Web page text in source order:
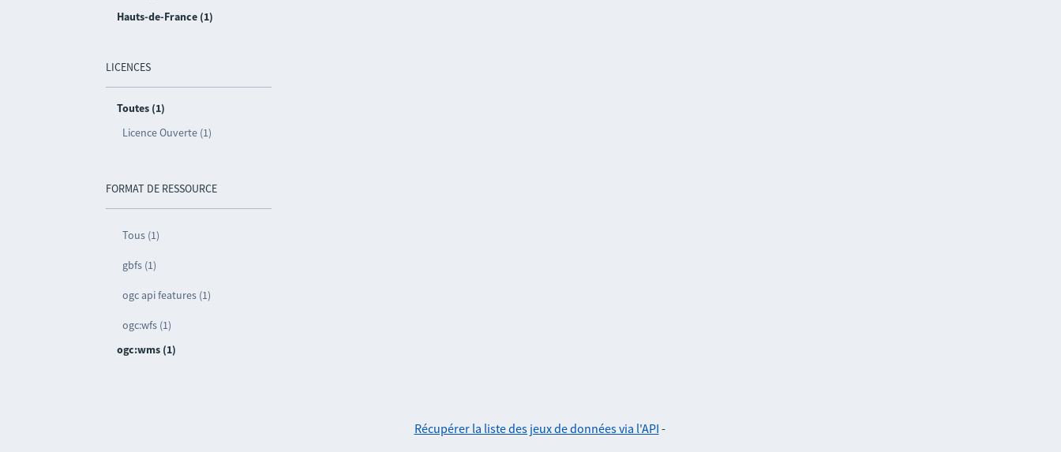
Hauts-de-France (1)
LICENCES
Toutes (1)
Licence Ouverte (1)
FORMAT DE RESSOURCE
Tous (1)
gbfs (1)
ogc api features (1)
ogc:wfs (1)
ogc:wms (1)
Récupérer la liste des jeux de données via l'API -